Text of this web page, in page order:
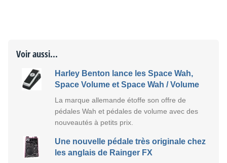
Voir aussi...
Harley Benton lance les Space Wah,
Space Volume et Space Wah / Volume
La marque allemande étoffe son offre de
pédales Wah et pédales de volume avec des
nouveautés à petits prix.
Une nouvelle pédale très originale chez
les anglais de Rainger FX